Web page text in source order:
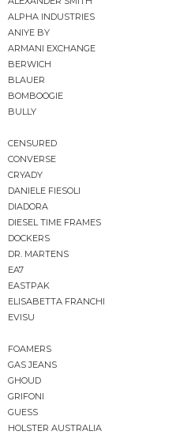
ALPHA INDUSTRIES
ANIYE BY
ARMANI EXCHANGE
BERWICH
BLAUER
BOMBOOGIE
BULLY
CENSURED
CONVERSE
CRYADY
DANIELE FIESOLI
DIADORA
DIESEL TIME FRAMES
DOCKERS
DR. MARTENS
EA7
EASTPAK
ELISABETTA FRANCHI
EVISU
FOAMERS
GAS JEANS
GHOUD
GRIFONI
GUESS
HOLSTER AUSTRALIA